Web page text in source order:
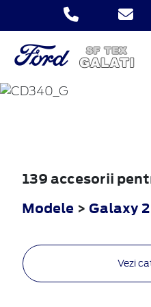
GALAXY
139 accesorii
Modele > Galaxy
Vezi